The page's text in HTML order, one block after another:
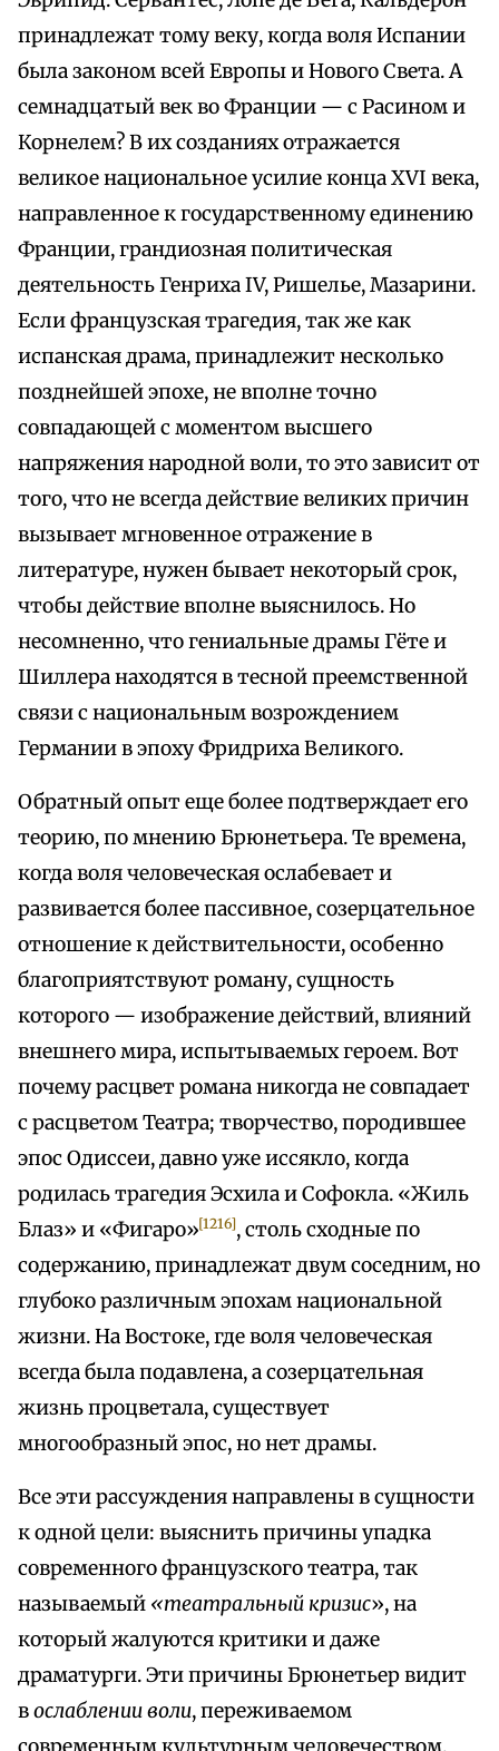
принадлежат тому веку, когда воля Испании
была законом всей Европы и Нового Света. А
семнадцатый век во Франции — с Расином и
Корнелем? В их созданиях отражается
великое национальное усилие конца XVI века,
направленное к государственному единению
Франции, грандиозная политическая
деятельность Генриха IV, Ришелье, Мазарини.
Если французская трагедия, так же как
испанская драма, принадлежит несколько
позднейшей эпохе, не вполне точно
совпадающей с моментом высшего
напряжения народной воли, то это зависит от
того, что не всегда действие великих причин
вызывает мгновенное отражение в
литературе, нужен бывает некоторый срок,
чтобы действие вполне выяснилось. Но
несомненно, что гениальные драмы Гёте и
Шиллера находятся в тесной преемственной
связи с национальным возрождением
Германии в эпоху Фридриха Великого.
Обратный опыт еще более подтверждает его
теорию, по мнению Брюнетьера. Те времена,
когда воля человеческая ослабевает и
развивается более пассивное, созерцательное
отношение к действительности, особенно
благоприятствуют роману, сущность
которого — изображение действий, влияний
внешнего мира, испытываемых героем. Вот
почему расцвет романа никогда не совпадает
с расцветом Театра; творчество, породившее
эпос Одиссеи, давно уже иссякло, когда
родилась трагедия Эсхила и Софокла. «Жиль
Блаз» и «Фигаро»[1216], столь сходные по
содержанию, принадлежат двум соседним, но
глубоко различным эпохам национальной
жизни. На Востоке, где воля человеческая
всегда была подавлена, а созерцательная
жизнь процветала, существует
многообразный эпос, но нет драмы.
Все эти рассуждения направлены в сущности
к одной цели: выяснить причины упадка
современного французского театра, так
называемый «театральный кризис», на
который жалуются критики и даже
драматурги. Эти причины Брюнетьер видит
вослаблении воли, переживаемом